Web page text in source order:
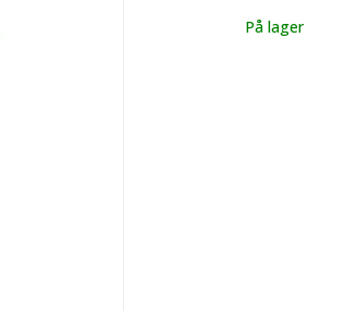
Lager
På lager